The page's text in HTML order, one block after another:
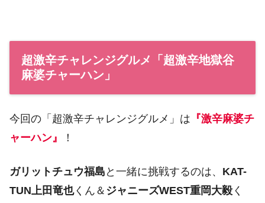
超激辛チャレンジグルメ「超激辛地獄谷
麻婆チャーハン」
今回の「超激辛チャレンジグルメ」は 『激辛麻婆チ
ャーハン』
！
ガリットチュウ福島 と一緒に挑戦するのは、 KAT-
TUN上田竜也くん＆ ジャニーズWEST重岡大毅 く